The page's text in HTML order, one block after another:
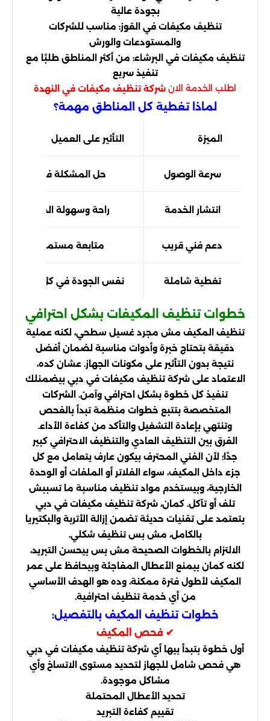
بجودة عالية
تنظيف مكيفات في القوز: مناسب للشركات
والمستودعات والورش
تنظيف مكيفات في البرشاء: من أكثر المناطق طلبًا مع
تنفيذ سريع
اطلب الخدمة الان شركة تنظيف مكيفات في النهدة
لماذا تغطية كل المناطق مهمة؟
الميزة التأثير على العميل
سرعة الوصول حل المشكلة فورًا
انتشار الخدمة راحة وسهولة الحجز
دعم فني قريب متابعة مستمرة
تغطية شاملة نفس الجودة في كل مكان
خطوات تنظيف المكيفات بشكل احترافي
تنظيف المكيف مش مجرد غسيل سطحي، لكنه عملية
دقيقة بتحتاج خبرة وأدوات مناسبة لضمان أفضل
نتيجة بدون التأثير على مكونات الجهاز. عشان كده،
الاعتماد على شركة تنظيف مكيفات في دبي بيضمنلك
تنفيذ كل خطوة بشكل احترافي وآمن. الشركات
المتخصصة بتتبع خطوات منظمة تبدأ بالفحص
وتنتهي بإعادة التشغيل والتأكد من كفاءة الأداء.
الفرق بين التنظيف العادي والتنظيف الاحترافي كبير
جدًا؛ لأن الفني المحترف بيكون عارف يتعامل مع كل
جزء داخل المكيف، سواء الفلاتر أو الملفات أو الوحدة
الخارجية، وبيستخدم مواد تنظيف مناسبة ما تسببش
تلف أو تآكل. كمان، شركة تنظيف مكيفات في دبي
بتعتمد على تقنيات حديثة تضمن إزالة الأتربة والبكتيريا
بالكامل، مش بس تنظيف شكلي.
الالتزام بالخطوات الصحيحة مش بس بيحسن التبريد،
لكنه كمان بيمنع الأعطال المفاجئة وبيحافظ على عمر
المكيف لأطول فترة ممكنة، وده هو الهدف الأساسي
من أي خدمة تنظيف احترافية.
خطوات تنظيف المكيف بالتفصيل:
✔ فحص المكيف
أول خطوة بتبدأ بيها أي شركة تنظيف مكيفات في دبي
هي فحص شامل للجهاز لتحديد مستوى الاتساخ وأي
مشاكل موجودة.
تحديد الأعطال المحتملة
تقييم كفاءة التبريد